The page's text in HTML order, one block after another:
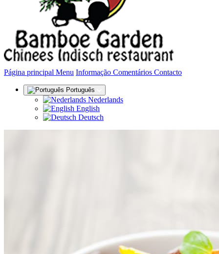
Página principal (actual)
Menu Informação Comentários Contacto
Português
Nederlands
English
Deutsch